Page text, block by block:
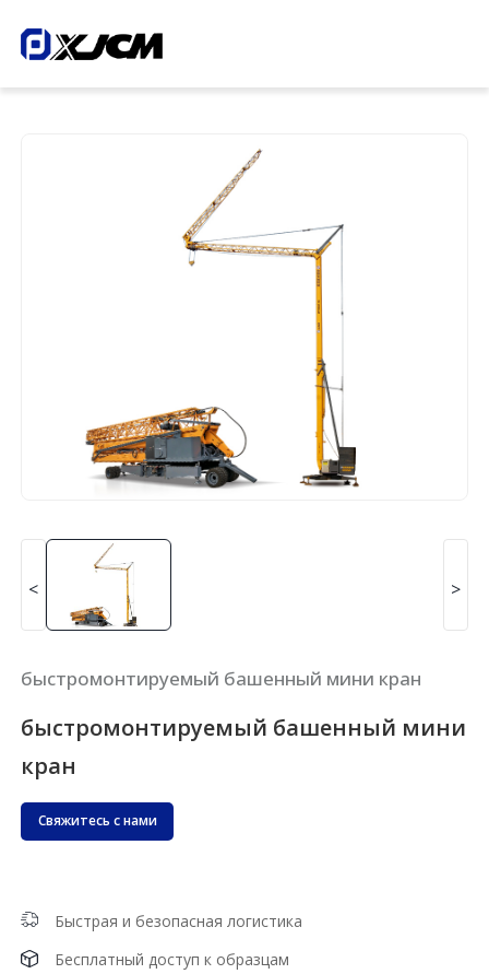
< >
быстромонтируемый башенный мини кран
быстромонтируемый башенный мини
кран
Свяжитесь с нами
Быстрая и безопасная логистика
Бесплатный доступ к образцам